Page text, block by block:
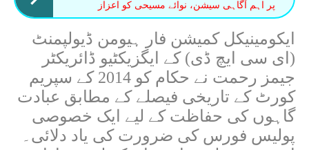
پر اہم آگاہی سیشن، نوائے مسیحی کو اعزاز
ایکومینیکل کمیشن فار ہیومن ڈیولپمنٹ
(ای سی ایچ ڈی) کے ایگزیکٹیو ڈائریکٹر
جیمز رحمت نے حکام کو 2014 کے سپریم
کورٹ کے تاریخی فیصلے کے مطابق عبادت
گاہوں کی حفاظت کے لیے ایک خصوصی
پولیس فورس کی ضرورت کی یاد دلائی۔